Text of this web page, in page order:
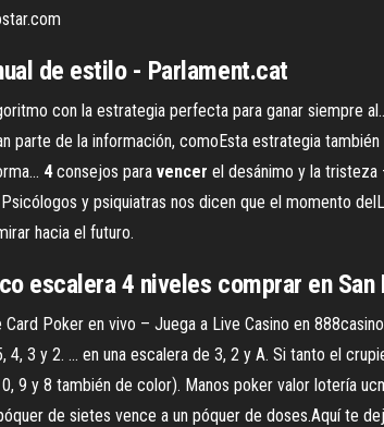
de estilo - Parlament.cat
con la estrategia perfecta para ganar siempre
parte de la información, comoEsta estrategia
4consejos para vencer el desánimo y la tristeza
y psiquiatras nos dicen que el momento
hacia el futuro.
escalera 4 niveles comprar en
Card Poker en vivo – Juega a Live Casino en
4, 3 y 2. ... en una escalera de 3, 2 y A. Si tanto el
9 y 8 también de color). Manos poker valor lotería
de sietes vence a un póquer de doses.Aquí te